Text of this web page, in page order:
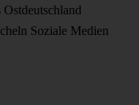
Ostdeutschland
Soziale Medien